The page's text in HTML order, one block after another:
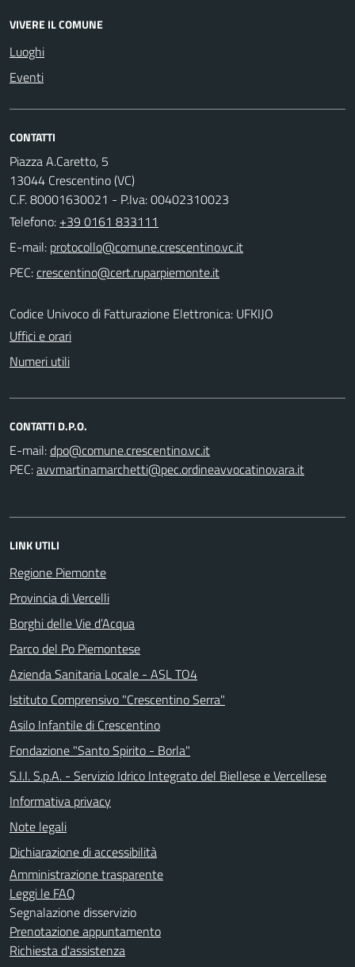
VIVERE IL COMUNE
Luoghi
Eventi
CONTATTI
Piazza A.Caretto, 5
13044 Crescentino (VC)
C.F. 80001630021 - P.Iva: 00402310023
Telefono: +39 0161 833111
E-mail:
PEC:
Codice Univoco di Fatturazione Elettronica: UFKIJO
Uffici e orari
Numeri utili
CONTATTI D.P.O.
E-mail:
PEC:
LINK UTILI
Regione Piemonte
Provincia di Vercelli
Borghi delle Vie d’Acqua
Parco del Po Piemontese
Azienda Sanitaria Locale - ASL TO4
Istituto Comprensivo "Crescentino Serra"
Asilo Infantile di Crescentino
Fondazione "Santo Spirito - Borla"
S.I.I. S.p.A. - Servizio Idrico Integrato del Biellese e Vercellese
Informativa privacy
Note legali
Dichiarazione di accessibilità
Amministrazione trasparente
Leggi le FAQ
Segnalazione disservizio
Prenotazione appuntamento
Richiesta d'assistenza